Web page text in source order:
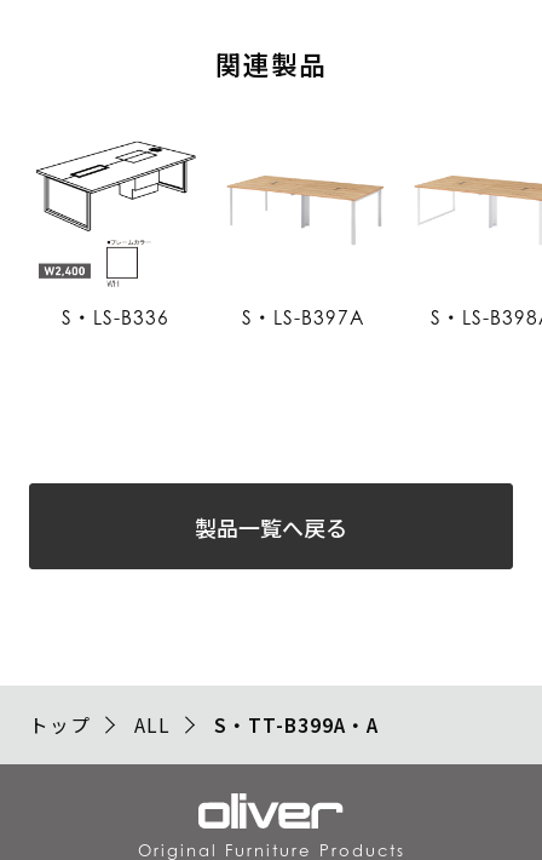
関連製品
S・LS-B336 S・LS-B397A S・LS-
製品一覧へ戻る
トップ ALL S・TT-B399A・A
Original Furniture Products